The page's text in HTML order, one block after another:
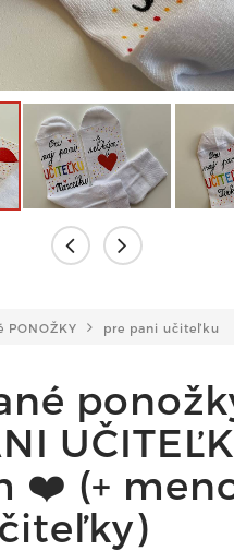
PONOŽKY pre pani učiteľku
❤️ (+